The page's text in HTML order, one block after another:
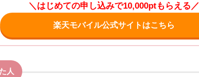
＼はじめての申し込みで10,000ptもらえる／
楽天モバイル公式サイトはこちら